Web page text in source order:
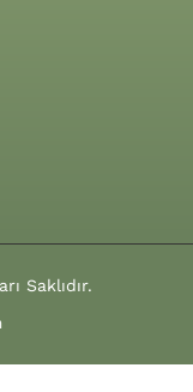
Saklıdır.